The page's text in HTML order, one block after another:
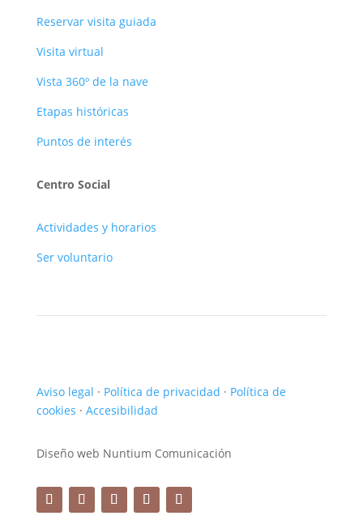
Reservar visita guiada
Visita virtual
Vista 360º de la nave
Etapas históricas
Puntos de interés
Centro Social
Actividades y horarios
Ser voluntario
Aviso legal · Política de privacidad · Política de
cookies · Accesibilidad
Diseño web Nuntium Comunicación